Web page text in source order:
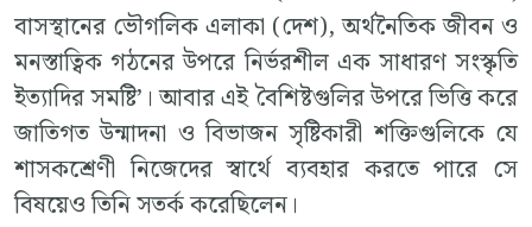
বাসস্থানের ভৌগলিক এলাকা (দেশ), অর্থনৈতিক জীবন ও
মনস্তাত্বিক গঠনের উপরে নির্ভরশীল এক সাধারণ সংস্কৃতি
ইত্যাদির সমষ্টি’। আবার এই বৈশিষ্টগুলির উপরে ভিত্তি করে
জাতিগত উন্মাদনা ও বিভাজন সৃষ্টিকারী শক্তিগুলিকে যে
শাসকশ্রেণী নিজেদের স্বার্থে ব্যবহার করতে পারে সে
বিষয়েও তিনি সতর্ক করেছিলেন।